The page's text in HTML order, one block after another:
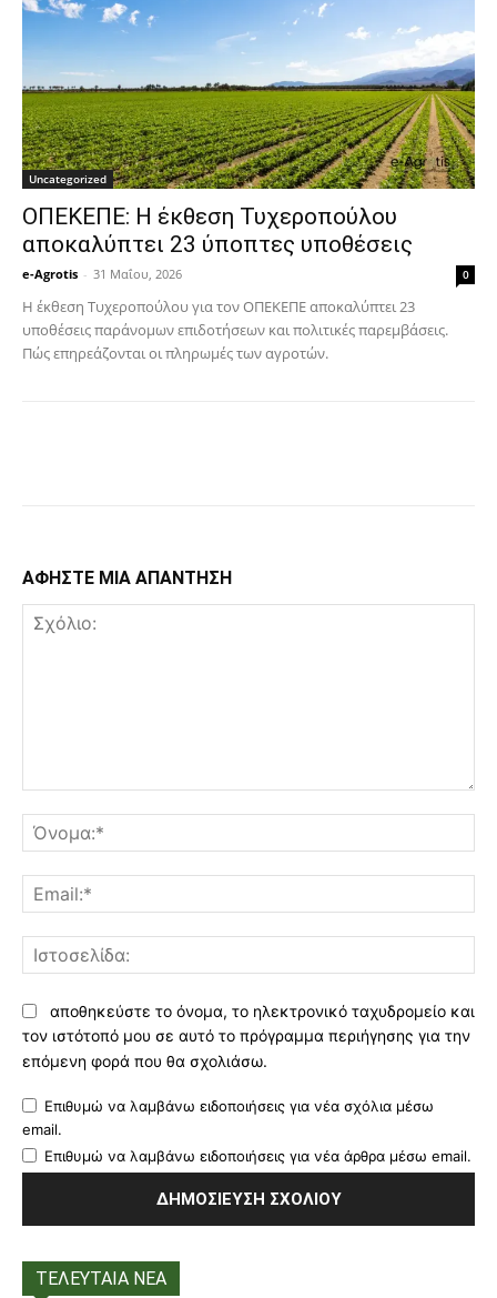
Uncategorized
ΟΠΕΚΕΠΕ: Η έκθεση Τυχεροπούλου
αποκαλύπτει 23 ύποπτες υποθέσεις
e-Agrotis - 31 Μαΐου, 2026 0
Η έκθεση Τυχεροπούλου για τον ΟΠΕΚΕΠΕ αποκαλύπτει 23
υποθέσεις παράνομων επιδοτήσεων και πολιτικές παρεμβάσεις.
Πώς επηρεάζονται οι πληρωμές των αγροτών.
ΑΦΗΣΤΕ ΜΙΑ ΑΠΑΝΤΗΣΗ
αποθηκεύστε το όνομα, το ηλεκτρονικό ταχυδρομείο και
τον ιστότοπό μου σε αυτό το πρόγραμμα περιήγησης για την
επόμενη φορά που θα σχολιάσω.
Επιθυμώ να λαμβάνω ειδοποιήσεις για νέα σχόλια μέσω
email.
Επιθυμώ να λαμβάνω ειδοποιήσεις για νέα άρθρα μέσω email.
ΤΕΛΕΥΤΑΙΑ ΝΕΑ